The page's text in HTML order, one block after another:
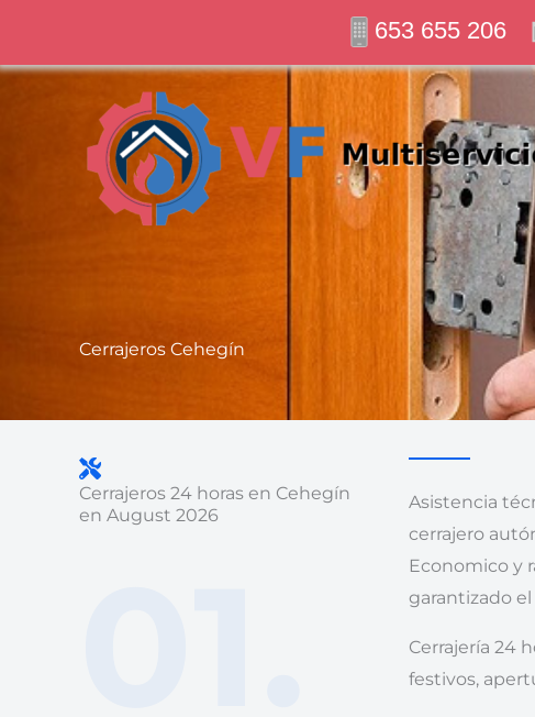
653 655 206
contenido
Cerrajeros Cehegín
Cerrajeros 24 horas en Cehegín
en August 2026
Asistencia
cerrajero
Economico y
garantizado el
Cerrajería 24
festivos,